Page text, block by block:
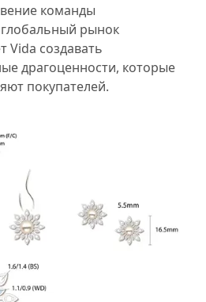
команды
рынок
Vida создавать
драгоценности, которые
покупателей.